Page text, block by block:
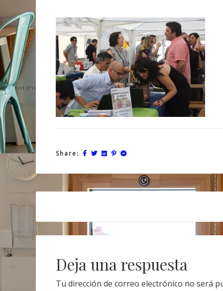
Share:
Post
navigation
Deja una respuesta
Tu dirección de correo electrónico no será